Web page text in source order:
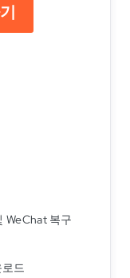
WeChat 복구
드